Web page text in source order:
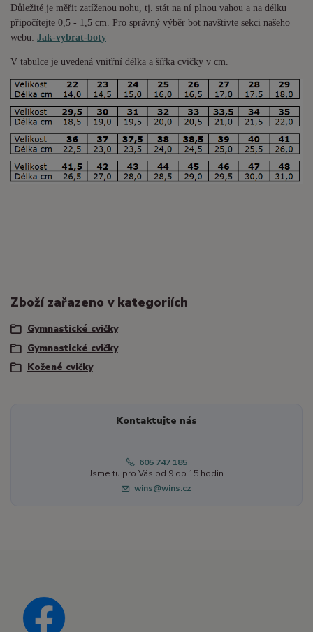
Důležité je měřit zatíženou nohu, tj. stát na ní plnou vahou a na délku
připočítejte 0,5 - 1,5 cm. Pro správný výběr bot navštivte sekci našeho
webu: Jak-vybrat-boty
V tabulce je uvedená vnitřní délka a šířka cvičky v cm.
Zboží zařazeno v kategoriích
Gymnastické cvičky
Gymnastické cvičky
Kožené cvičky
Kontaktujte nás
605 747 185
Jsme tu pro Vás od 9 do 15 hodin
wins@wins.cz